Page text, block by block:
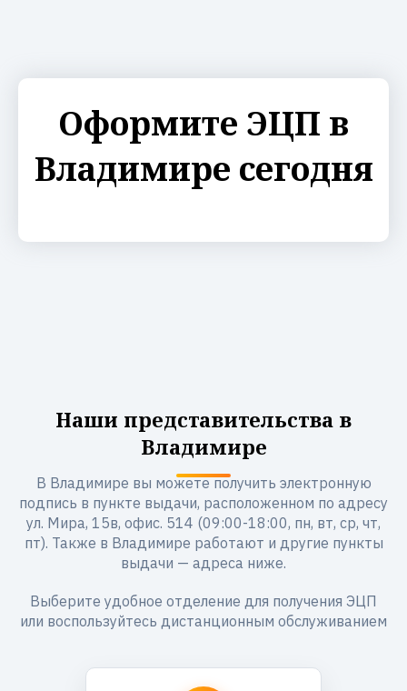
Оформите ЭЦП в
Владимире сегодня
Наши представительства в
Владимире
В Владимире вы можете получить электронную
подпись в пункте выдачи, расположенном по адресу
ул. Мира, 15в, офис. 514 (09:00-18:00, пн, вт, ср, чт,
пт). Также в Владимире работают и другие пункты
выдачи — адреса ниже.
Выберите удобное отделение для получения ЭЦП
или воспользуйтесь дистанционным обслуживанием